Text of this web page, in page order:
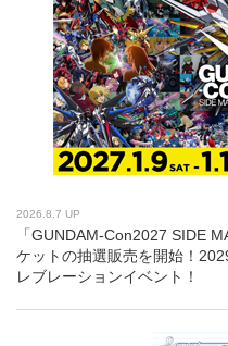
2026.8.7 UP
「GUNDAM-Con2027 SIDE
ケットの抽選販売を開始！
レブレーションイベント！